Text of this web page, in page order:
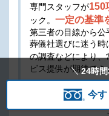
専門スタッフが150
ック。 一定の基準
第三者の目線から公
葬儀社選びに迷う時
の調査などにより、
ビス提供が期待でき
※このサイトを通すことで
24時
今す